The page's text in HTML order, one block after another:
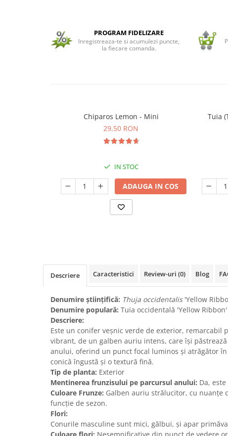
Seminte de Legume/FructePROGRAM FIDELIZARE
Inregistreaza-te si acumulezi puncte,
la fiecare comanda.
Chiparos Lemon - Mini
29,50 RON
IN STOC
ADAUGA IN COS
Tuia
Descriere Caracteristici Review-uri (0) Blog
Denumire științifică: Thuja occidentalis'Yellow
Denumire populară: Tuia occidentală 'Yellow Ribbon'
Descriere:
Este un conifer veșnic verde de exterior, remarcabil
vibrant, de un galben auriu intens, care își
anului, oferind un punct focal luminos și atrăgător
conică îngustă și o textură fină.
Tip de planta: Exterior
Mentinerea frunzisului pe parcursul anului: Da,
Culoare Frunze: Galben auriu strălucitor, cu nuanțe
funcție de sezon.
Flori:
Conurile masculine sunt mici, gălbui, și apar